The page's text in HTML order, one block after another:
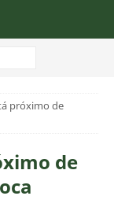
próximo de
de